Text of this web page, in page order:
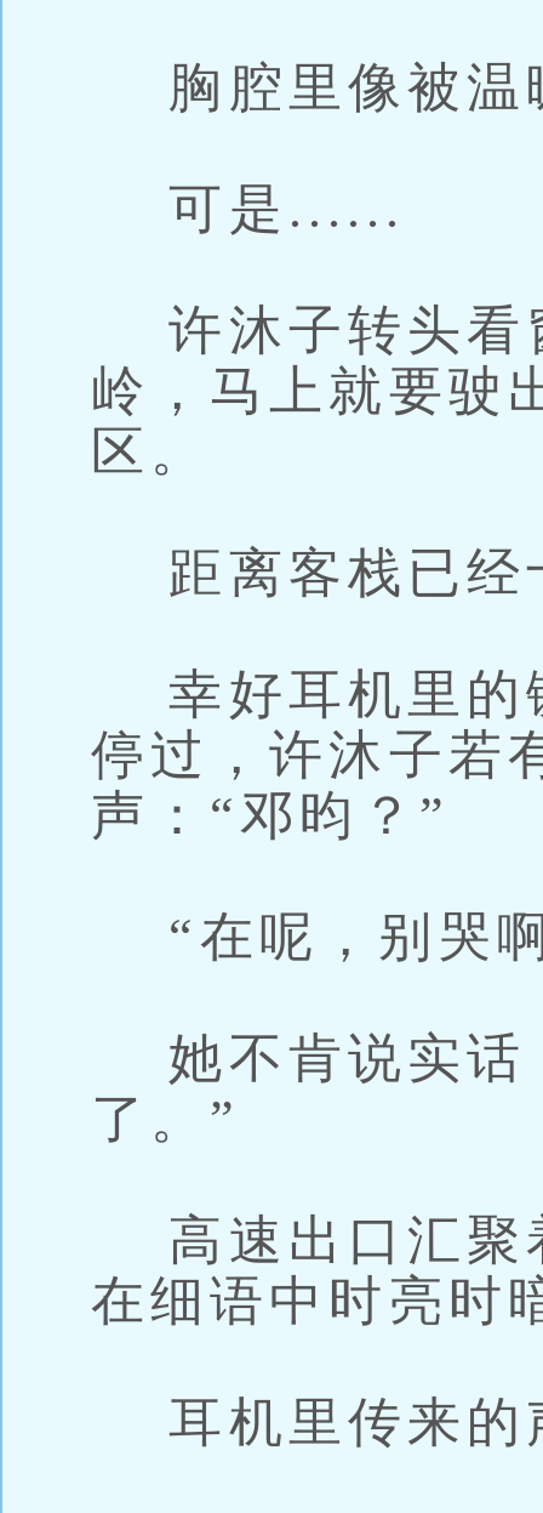
胸腔里像被温
可是......
许沐子转头看
岭，马上就要驶
区。
距离客栈已经
幸好耳机里的
停过，许沐子若
声：“邓昀？”
“在呢，别哭
她不肯说实话
了。”
高速出口汇聚
在细语中时亮时
耳机里传来的